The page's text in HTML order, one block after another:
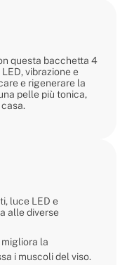
questa bacchetta 4
vibrazione e
e rigenerare la
pelle più tonica,
luce LED e
alle diverse
la
i muscoli del viso.